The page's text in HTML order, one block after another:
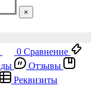
×
0 Сравнение
Отзывы
Реквизиты